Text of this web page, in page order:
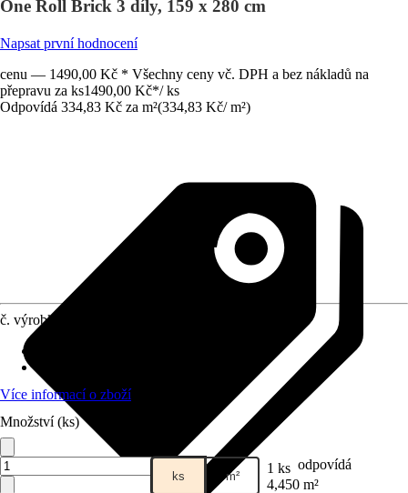
One Roll Brick 3 díly, 159 x 280 cm
Napsat první hodnocení
cenu — 1490,00 Kč * Všechny ceny vč. DPH a bez nákladů na
přepravu za ks1490,00 Kč*/ ks
Odpovídá 334,83 Kč za m²(334,83 Kč/ m²)
č. výrobku
Více informací o zboží
Množství (ks)
ks m² 1 ks odpovídá
4,450 m²